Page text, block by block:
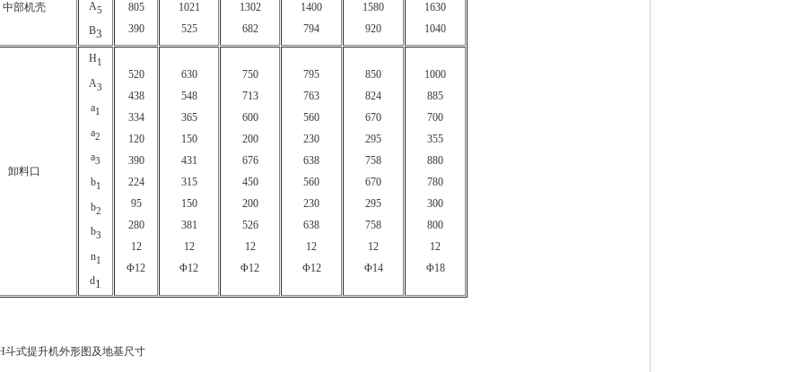
中部机壳 A5
B3
805
390
1021
525
1302
682
1400
794
1580
920
1630
1040
卸料口
H1
A3
a1
a2
a3
b1
b2
b3
n1
d1
520
438
334
120
390
224
95
280
12
Φ12
630
548
365
150
431
315
150
381
12
Φ12
750
713
600
200
676
450
200
526
12
Φ12
795
763
560
230
638
560
230
638
12
Φ12
850
824
670
295
758
670
295
758
12
Φ14
1000
885
700
355
880
780
300
800
12
Φ18
TH斗式提升机外形图及地基尺寸